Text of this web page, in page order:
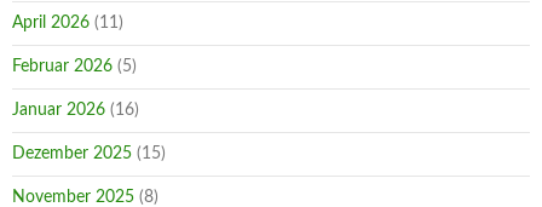
April 2026 (11)
Februar 2026 (5)
Januar 2026 (16)
Dezember 2025 (15)
November 2025 (8)